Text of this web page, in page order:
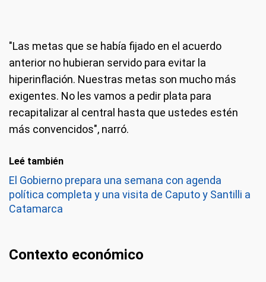
"Las metas que se había fijado en el acuerdo
anterior no hubieran servido para evitar la
hiperinflación. Nuestras metas son mucho más
exigentes. No les vamos a pedir plata para
recapitalizar al central hasta que ustedes estén
más convencidos", narró.
Leé también
El Gobierno prepara una semana con agenda
política completa y una visita de Caputo y Santilli a
Catamarca
Contexto económico